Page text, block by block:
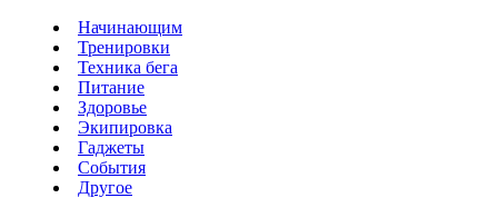
Начинающим
Тренировки
Техника бега
Питание
Здоровье
Экипировка
Гаджеты
События
Другое